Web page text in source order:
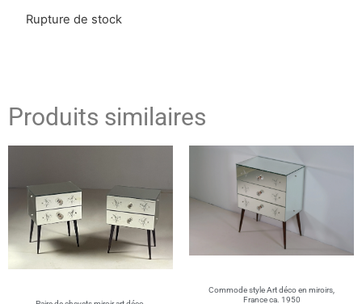
Rupture de stock
Produits similaires
Commode style Art déco en miroirs,
France ca. 1950